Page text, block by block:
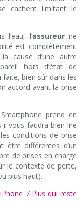
cachent limitant le
l’assureurne
est complètement
cause d’une autre
hors d’état de
bien sûr dans les
accord avant la prise
prend en
vous faudra bien lire
conditions de prise
être différentes d’un
de prises en charge
le contexte de perte,
plus haut).
7 Plus qui reste